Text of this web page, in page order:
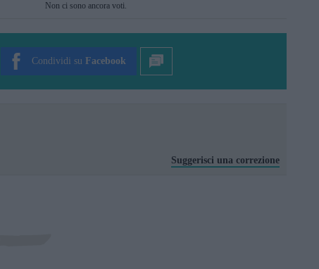
Non ci sono ancora voti.
Condividi su Facebook
Suggerisci una correzione